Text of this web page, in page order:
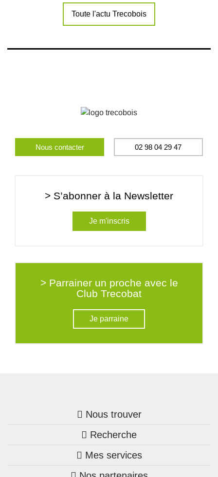
Toute l'actu Trecobois
Nous contacter 02 98 04 29 47
> S’abonner à la Newsletter
Je m'inscris
> Parrainer un proche avec le
Club Trecobat
Je parraine
Nous trouver
Trouver une agence
Bretagne
Recherche
Nos annonces
Mes services